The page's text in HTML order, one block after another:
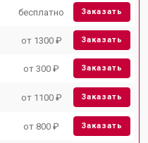
бесплатно Заказать
от 1300 ₽ Заказать
от 300 ₽ Заказать
от 1100 ₽ Заказать
от 800 ₽ Заказать